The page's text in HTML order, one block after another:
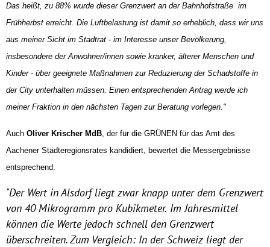
Das heißt, zu 88% wurde dieser Grenzwert an der Bahnhofstraße im
Frühherbst erreicht. Die Luftbelastung ist damit so erheblich, dass wir uns
aus meiner Sicht im Stadtrat - im Interesse unser Bevölkerung,
insbesondere der Anwohner/innen sowie kranker, älterer Menschen und
Kinder - über geeignete Maßnahmen zur Reduzierung der Schadstoffe in
der City unterhalten müssen. Einen entsprechenden Antrag werde ich
meiner Fraktion in den nächsten Tagen zur Beratung vorlegen."
Auch Oliver Krischer MdB , der für die GRÜNEN für das Amt des
Aachener Städteregionsrates kandidiert, bewertet die Messergebnisse
entsprechend:
"Der Wert in Alsdorf liegt zwar knapp unter dem Grenzwert
von 40 Mikrogramm pro Kubikmeter. Im Jahresmittel
können die Werte jedoch schnell den Grenzwert
überschreiten.Zum Vergleich: In der Schweiz liegt der